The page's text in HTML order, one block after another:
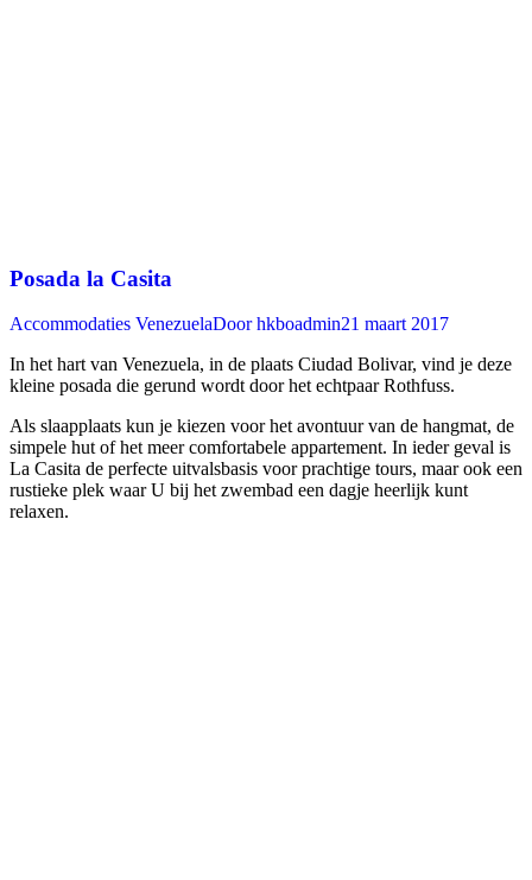
Posada la Casita
Accommodaties VenezuelaDoorhkboadmin21 maart 2017
In het hart van Venezuela, in de plaats Ciudad Bolivar, vind je deze
kleine posada die gerund wordt door het echtpaar Rothfuss.
Als slaapplaats kun je kiezen voor het avontuur van de hangmat, de
simpele hut of het meer comfortabele appartement. In ieder geval is
La Casita de perfecte uitvalsbasis voor prachtige tours, maar ook een
rustieke plek waar U bij het zwembad een dagje heerlijk kunt
relaxen.